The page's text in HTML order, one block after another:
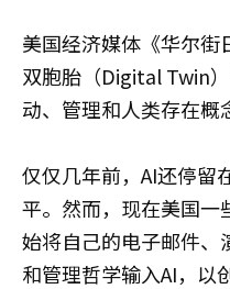
美国经济媒体《华尔
双胞胎（Digital Twin
动、管理和人类存在概
仅仅几年前，AI还停留
平。然而，现在美国一
始将自己的电子邮件、
和管理哲学输入AI，以